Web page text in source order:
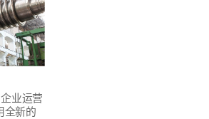
业运营
全新的